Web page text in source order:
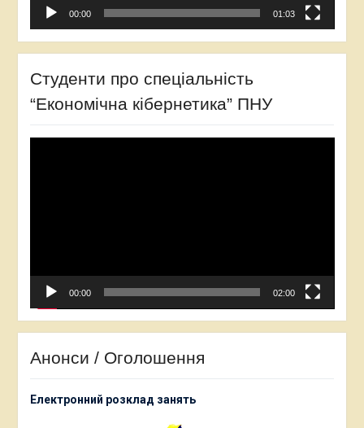
00:00 01:03
Студенти про спеціальність
“Економічна кібернетика” ПНУ
00:00 02:00
Анонси / Оголошення
Електронний розклад занять